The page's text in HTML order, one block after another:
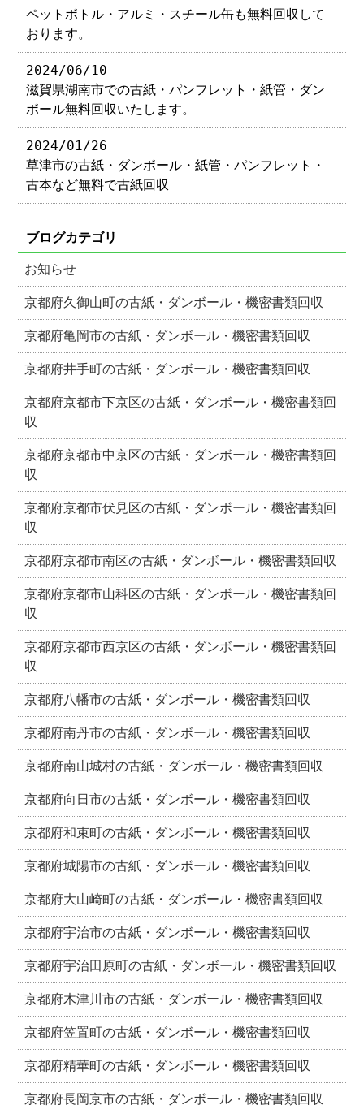
ペットボトル・アルミ・スチール缶も無料回収して
おります。
2024/06/10
滋賀県湖南市での古紙・パンフレット・紙管・ダン
ボール無料回収いたします。
2024/01/26
草津市の古紙・ダンボール・紙管・パンフレット・
古本など無料で古紙回収
ブログカテゴリ
お知らせ
京都府久御山町の古紙・ダンボール・機密書類回収
京都府亀岡市の古紙・ダンボール・機密書類回収
京都府井手町の古紙・ダンボール・機密書類回収
京都府京都市下京区の古紙・ダンボール・機密書類回
収
京都府京都市中京区の古紙・ダンボール・機密書類回
収
京都府京都市伏見区の古紙・ダンボール・機密書類回
収
京都府京都市南区の古紙・ダンボール・機密書類回収
京都府京都市山科区の古紙・ダンボール・機密書類回
収
京都府京都市西京区の古紙・ダンボール・機密書類回
収
京都府八幡市の古紙・ダンボール・機密書類回収
京都府南丹市の古紙・ダンボール・機密書類回収
京都府南山城村の古紙・ダンボール・機密書類回収
京都府向日市の古紙・ダンボール・機密書類回収
京都府和束町の古紙・ダンボール・機密書類回収
京都府城陽市の古紙・ダンボール・機密書類回収
京都府大山崎町の古紙・ダンボール・機密書類回収
京都府宇治市の古紙・ダンボール・機密書類回収
京都府宇治田原町の古紙・ダンボール・機密書類回収
京都府木津川市の古紙・ダンボール・機密書類回収
京都府笠置町の古紙・ダンボール・機密書類回収
京都府精華町の古紙・ダンボール・機密書類回収
京都府長岡京市の古紙・ダンボール・機密書類回収